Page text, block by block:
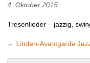
4. Oktober 2015
Tresenlieder – jazzig,
← Linden-Avantgarde